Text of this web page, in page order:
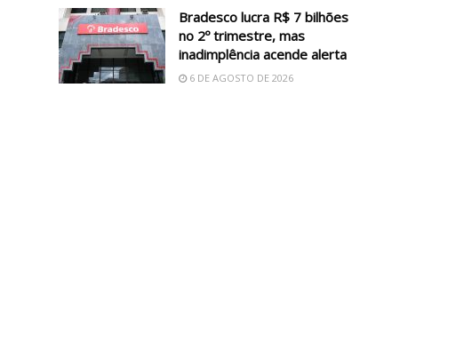
Bradesco lucra R$ 7 bilhões
no 2º trimestre, mas
inadimplência acende alerta
6 DE AGOSTO DE 2026